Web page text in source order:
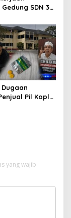
SDN 3
Persen
Pil Koplo
yang wajib